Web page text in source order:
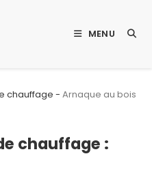
MENU
chauffage -Arnaque au bois
chauffage :